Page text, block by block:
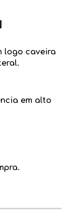
logo caveira
em alto